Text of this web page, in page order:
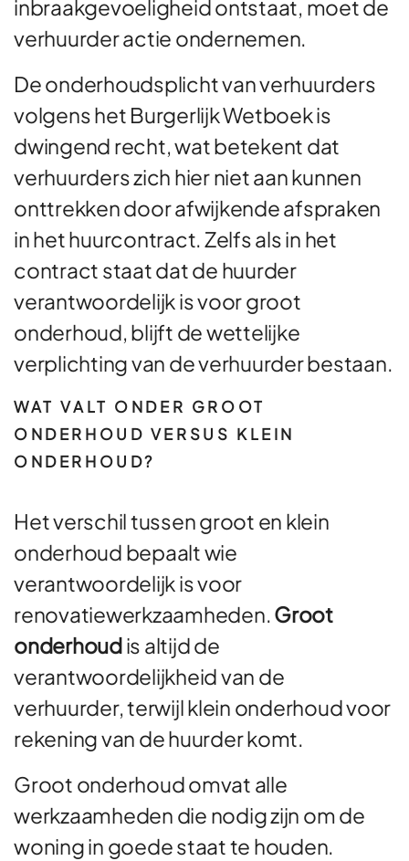
inbraakgevoeligheid ontstaat, moet de
verhuurder actie ondernemen.
De onderhoudsplicht van verhuurders
volgens het Burgerlijk Wetboek is
dwingend recht, wat betekent dat
verhuurders zich hier niet aan kunnen
onttrekken door afwijkende afspraken
in het huurcontract. Zelfs als in het
contract staat dat de huurder
verantwoordelijk is voor groot
onderhoud, blijft de wettelijke
verplichting van de verhuurder bestaan.
WAT VALT ONDER GROOT
ONDERHOUD VERSUS KLEIN
ONDERHOUD?
Het verschil tussen groot en klein
onderhoud bepaalt wie
verantwoordelijk is voor
renovatiewerkzaamheden.Groot
onderhoudis altijd de
verantwoordelijkheid van de
verhuurder, terwijl klein onderhoud voor
rekening van de huurder komt.
Groot onderhoud omvat alle
werkzaamheden die nodig zijn om de
woning in goede staat te houden.